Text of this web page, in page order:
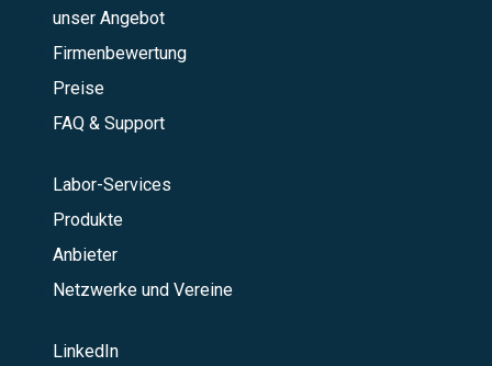
unser Angebot
Firmenbewertung
Preise
FAQ & Support
Labor-Services
Produkte
Anbieter
Netzwerke und Vereine
LinkedIn